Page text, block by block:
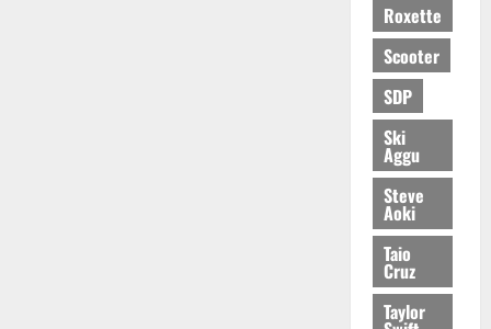
Roxette
Scooter
SDP
Ski
Aggu
Steve
Aoki
Taio
Cruz
Taylor